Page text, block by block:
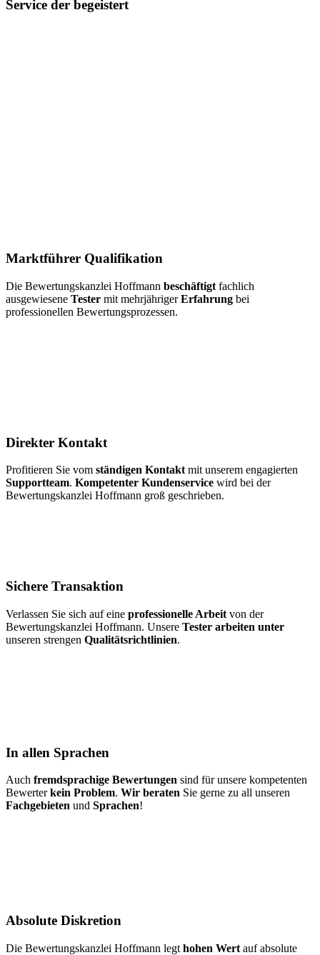
Service der begeistert
Marktführer Qualifikation
Die Bewertungskanzlei Hoffmann beschäftigt fachlich
ausgewiesene Tester mit mehrjährigerErfahrung bei
professionellen Bewertungsprozessen.
Direkter Kontakt
Profitieren Sie vom ständigen Kontaktmit unserem engagierten
Supportteam. Kompetenter Kundenservice wird bei der
Bewertungskanzlei Hoffmann groß geschrieben.
Sichere Transaktion
Verlassen Sie sich auf eine professionelle Arbeit von der
Bewertungskanzlei Hoffmann. Unsere Tester arbeiten unter
unseren strengen Qualitätsrichtlinien.
In allen Sprachen
Auch fremdsprachige Bewertungen sind für unsere kompetenten
Bewerterkein Problem. Wir beraten Sie gerne zu all unseren
Fachgebieten und Sprachen!
Absolute Diskretion
Die Bewertungskanzlei Hoffmann legt hohen Wert auf absolute